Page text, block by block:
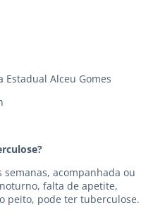
Estadual Alceu Gomes
acompanhada ou
falta de apetite,
peito, pode ter tuberculose.